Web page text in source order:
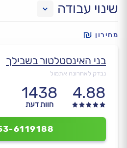
שינוי עבודה
מחירון
בני האינסטלטור בשבילך
נבדק לאחרונה אתמול
4.88
1438
חוות דעת
6119188